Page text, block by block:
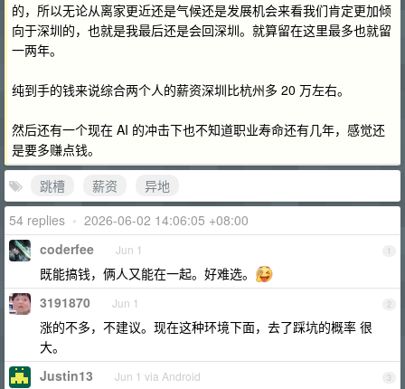
的，所以无论从离家更近还是气候还是发展机会来看我们肯定更加倾
向于深圳的，也就是我最后还是会回深圳。就算留在这里最多也就留
一两年。
纯到手的钱来说综合两个人的薪资深圳比杭州多 20 万左右。
然后还有一个现在 AI 的冲击下也不知道职业寿命还有几年，感觉还
是要多赚点钱。
跳槽
薪资
异地
54 replies • 2026-06-02 14:06:05 +08:00
1
coderfee Jun 1
既能搞钱，俩人又能在一起。好难选。
2
3191870 Jun 1
涨的不多，不建议。现在这种环境下面，去了踩坑的概率 很
大。
3
Justin13 Jun 1 via Android